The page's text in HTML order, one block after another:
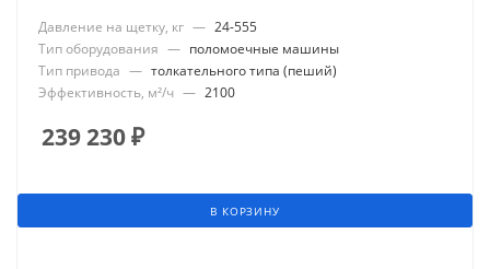
Давление на щетку, кг — 24-555
Тип оборудования — поломоечные машины
Тип привода — толкательного типа (пеший)
Эффективность, м²/ч — 2100
239 230₽
В КОРЗИНУ